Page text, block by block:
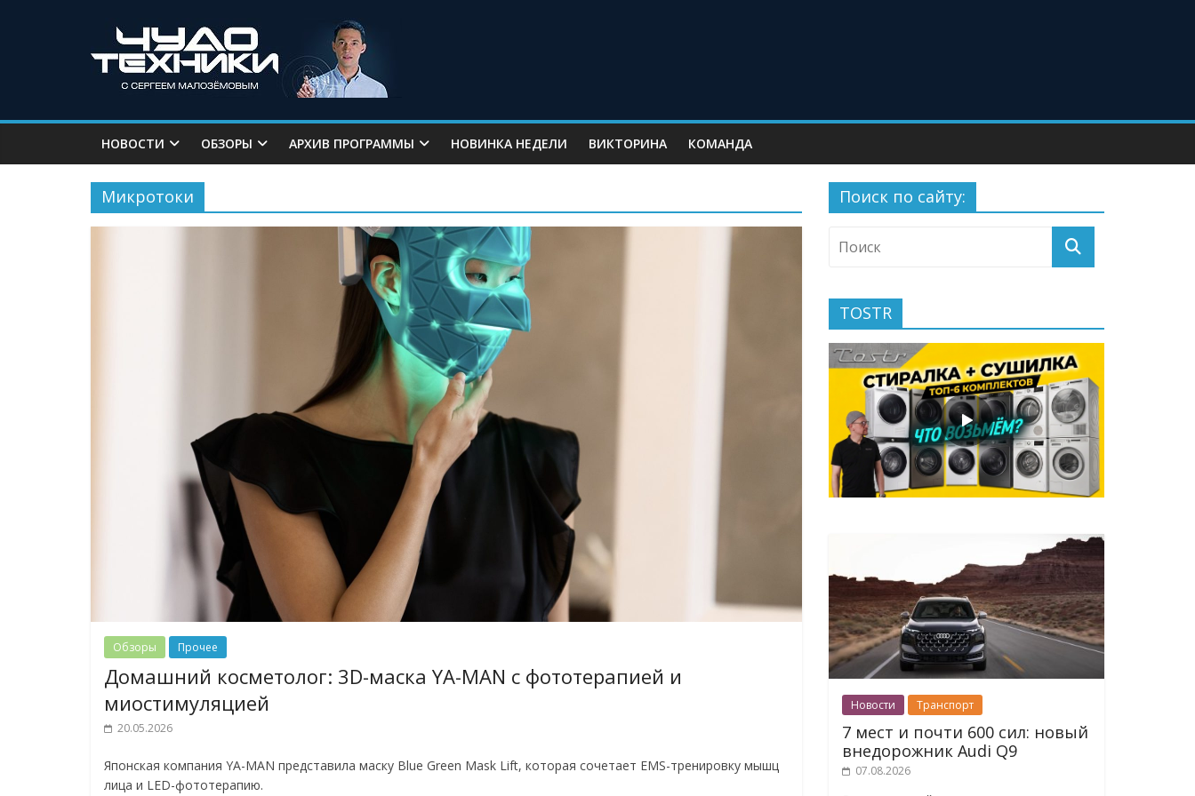
НОВОСТИ ОБЗОРЫ АРХИВ ПРОГРАММЫ НОВИНКА НЕДЕЛИ ВИКТОРИНА КОМАНДА
Микротоки
Обзоры Прочее
Домашний косметолог: 3D-маска YA-MAN с фототерапией и
миостимуляцией
20.05.2026
Японская компания YA-MAN представила маску Blue Green Mask Lift, которая сочетает EMS-тренировку мышц
лица и LED-фототерапию.
Поиск по сайту:
TOSTR
Новости Транспорт
7 мест и почти 600 сил: новый
внедорожник Audi Q9
07.08.2026